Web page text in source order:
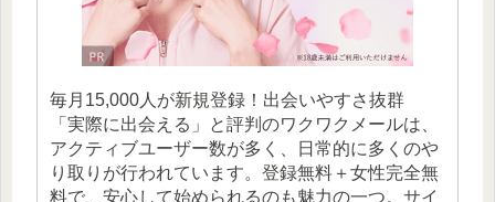
毎月15,000人が新規登録！出会いやすさ抜群
「実際に出会える」と評判のワクワクメールは、
アクティブユーザー数が多く、日常的に多くのや
り取りが行われています。登録無料＋女性完全無
料で、安心して始められるのも魅力の一つ。サイ